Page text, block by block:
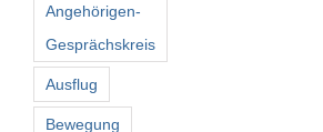
Angehörigen-
Gesprächskreis
Ausflug
Bewegung